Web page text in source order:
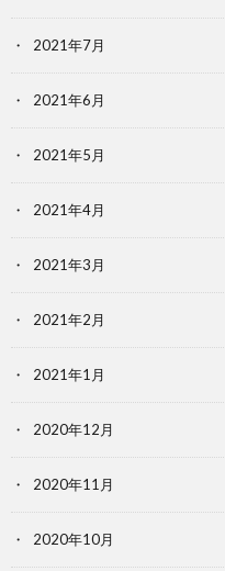
2021年7月
2021年6月
2021年5月
2021年4月
2021年3月
2021年2月
2021年1月
2020年12月
2020年11月
2020年10月